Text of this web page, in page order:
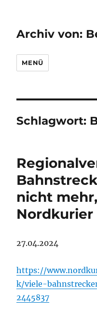
Archiv von:
MENÜ
Schlagwort:
nicht
Nordkurier
27.04.2024
https://
k/viele-
2445837